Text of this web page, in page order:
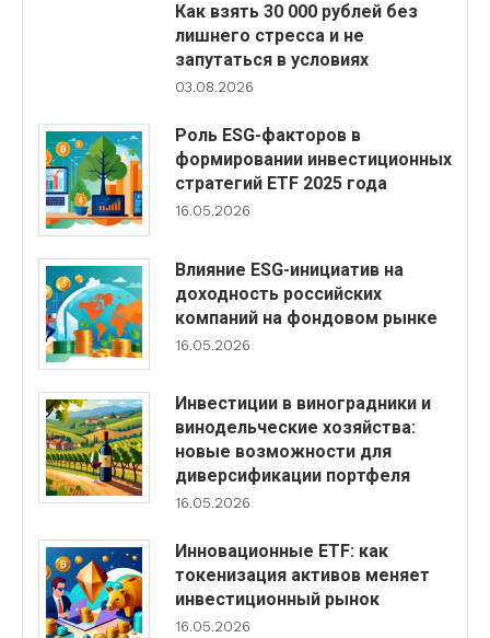
Как взять 30 000 рублей без
лишнего стресса и не
запутаться в условиях
03.08.2026
Роль ESG-факторов в
формировании инвестиционных
стратегий ETF 2025 года
16.05.2026
Влияние ESG-инициатив на
доходность российских
компаний на фондовом рынке
16.05.2026
Инвестиции в виноградники и
винодельческие хозяйства:
новые возможности для
диверсификации портфеля
16.05.2026
Инновационные ETF: как
токенизация активов меняет
инвестиционный рынок
16.05.2026